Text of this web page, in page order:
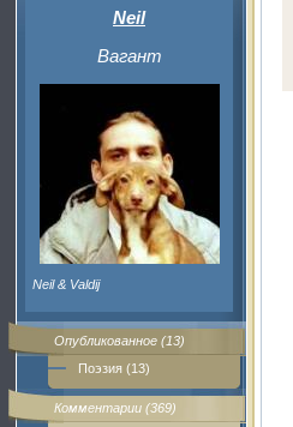
Neil
Вагант
Neil & Valdij
Опубликованное (13)
Поэзия (13)
Комментарии (369)